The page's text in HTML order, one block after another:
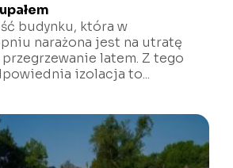
budynku, która w
narażona jest na utratę
przegrzewanie latem. Z tego
izolacja to...